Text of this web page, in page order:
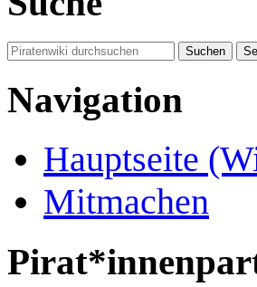
Navigation
Hauptseite
Mitmachen